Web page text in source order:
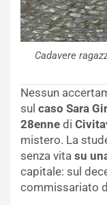
Cadavere
Nessun
sul caso Sara
28enne di
mistero. La
senza vita su
capitale: sul
commissariato